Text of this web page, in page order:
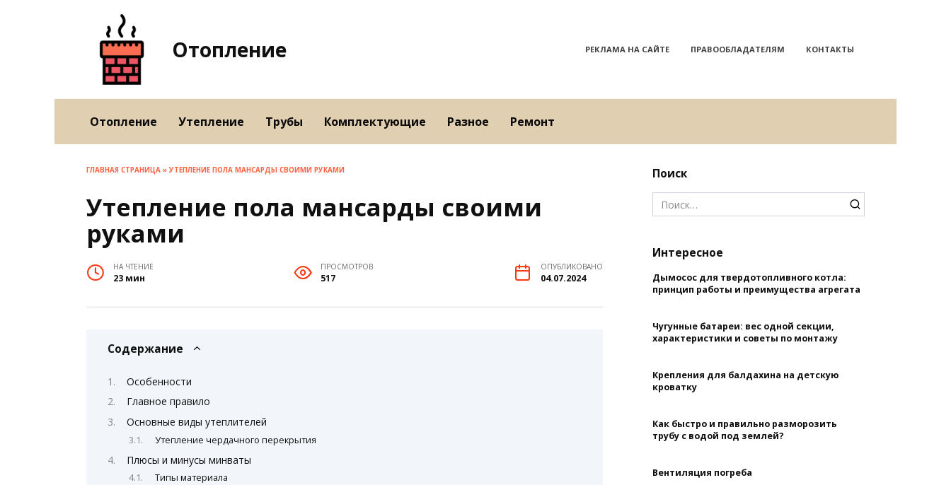
Отопление РЕКЛАМА НА САЙТЕ ПРАВООБЛАДАТЕЛЯМ КОНТАКТЫ
Отопление Утепление Трубы Комплектующие Разное Ремонт
ГЛАВНАЯ СТРАНИЦА »УТЕПЛЕНИЕ ПОЛА МАНСАРДЫ СВОИМИ РУКАМИ
Утепление пола мансарды своими
руками
НА ЧТЕНИЕ
23 мин
ПРОСМОТРОВ
517
ОПУБЛИКОВАНО
04.07.2024
Содержание
Особенности
Главное правило
Основные виды утеплителей
Утепление чердачного перекрытия
Плюсы и минусы минваты
Типы материала
Поиск
Search
for:
Интересное
Дымосос для твердотопливного котла:
принцип работы и преимущества агрегата
Чугунные батареи: вес одной секции,
характеристики и советы по монтажу
Крепления для балдахина на детскую
кроватку
Как быстро и правильно разморозить
трубу с водой под землей?
Вентиляция погреба